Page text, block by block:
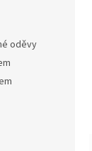
oděvy